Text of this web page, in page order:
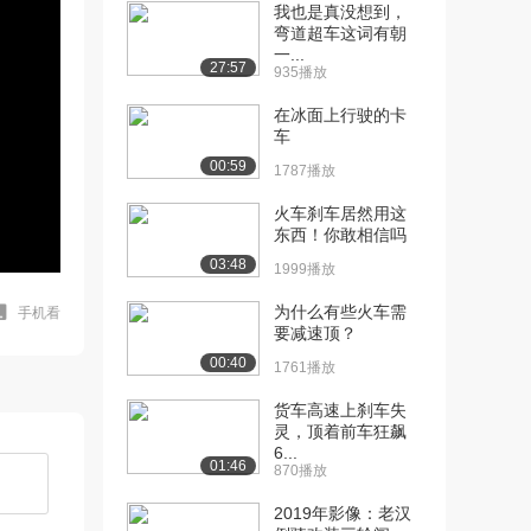
手机看
27:57
我也是真没想到，
弯道超车这词有朝
一...
935播放
00:59
在冰面上行驶的卡
车
1787播放
03:48
火车刹车居然用这
东西！你敢相信吗
1999播放
00:40
为什么有些火车需
要减速顶？
1761播放
01:46
货车高速上刹车失
灵，顶着前车狂飙
6...
870播放
2019年影像：老汉